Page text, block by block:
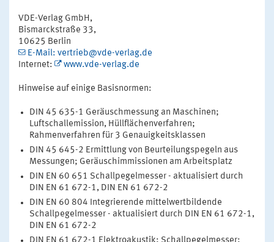
VDE-Verlag GmbH,
Bismarckstraße 33,
10625 Berlin
E-Mail: vertrieb@vde-verlag.de
Internet:
www.vde-verlag.de
Hinweise auf einige Basisnormen:
DIN 45 635-1 Geräuschmessung an Maschinen;
Luftschallemission, Hüllflächenverfahren;
Rahmenverfahren für 3 Genauigkeitsklassen
DIN 45 645-2 Ermittlung von Beurteilungspegeln aus
Messungen; Geräuschimmissionen am Arbeitsplatz
DIN EN 60 651 Schallpegelmesser - aktualisiert durch
DIN EN 61 672-1, DIN EN 61 672-2
DIN EN 60 804 Integrierende mittelwertbildende
Schallpegelmesser - aktualisiert durch DIN EN 61 672-1,
DIN EN 61 672-2